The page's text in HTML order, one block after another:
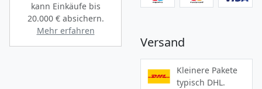
kann Einkäufe bis
20.000 €absichern.
Mehr erfahren
Versand
Kleinere Pakete
typisch DHL.